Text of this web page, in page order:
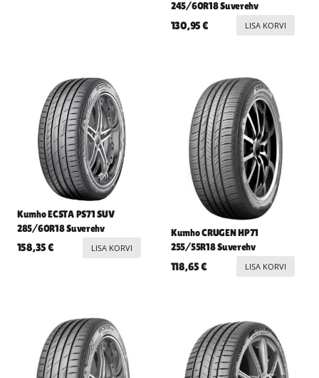
245/60R18 Suverehv
130,95€ LISA KORVI
Kumho ECSTA PS71 SUV
285/60R18 Suverehv
158,35€ LISA KORVI
Kumho CRUGEN HP71
255/55R18 Suverehv
118,65€ LISA KORVI